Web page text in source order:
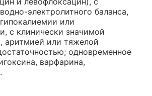
электролитного баланса,
или
с клинически значимой
аритмией или тяжелой
одновременное
варфарина,